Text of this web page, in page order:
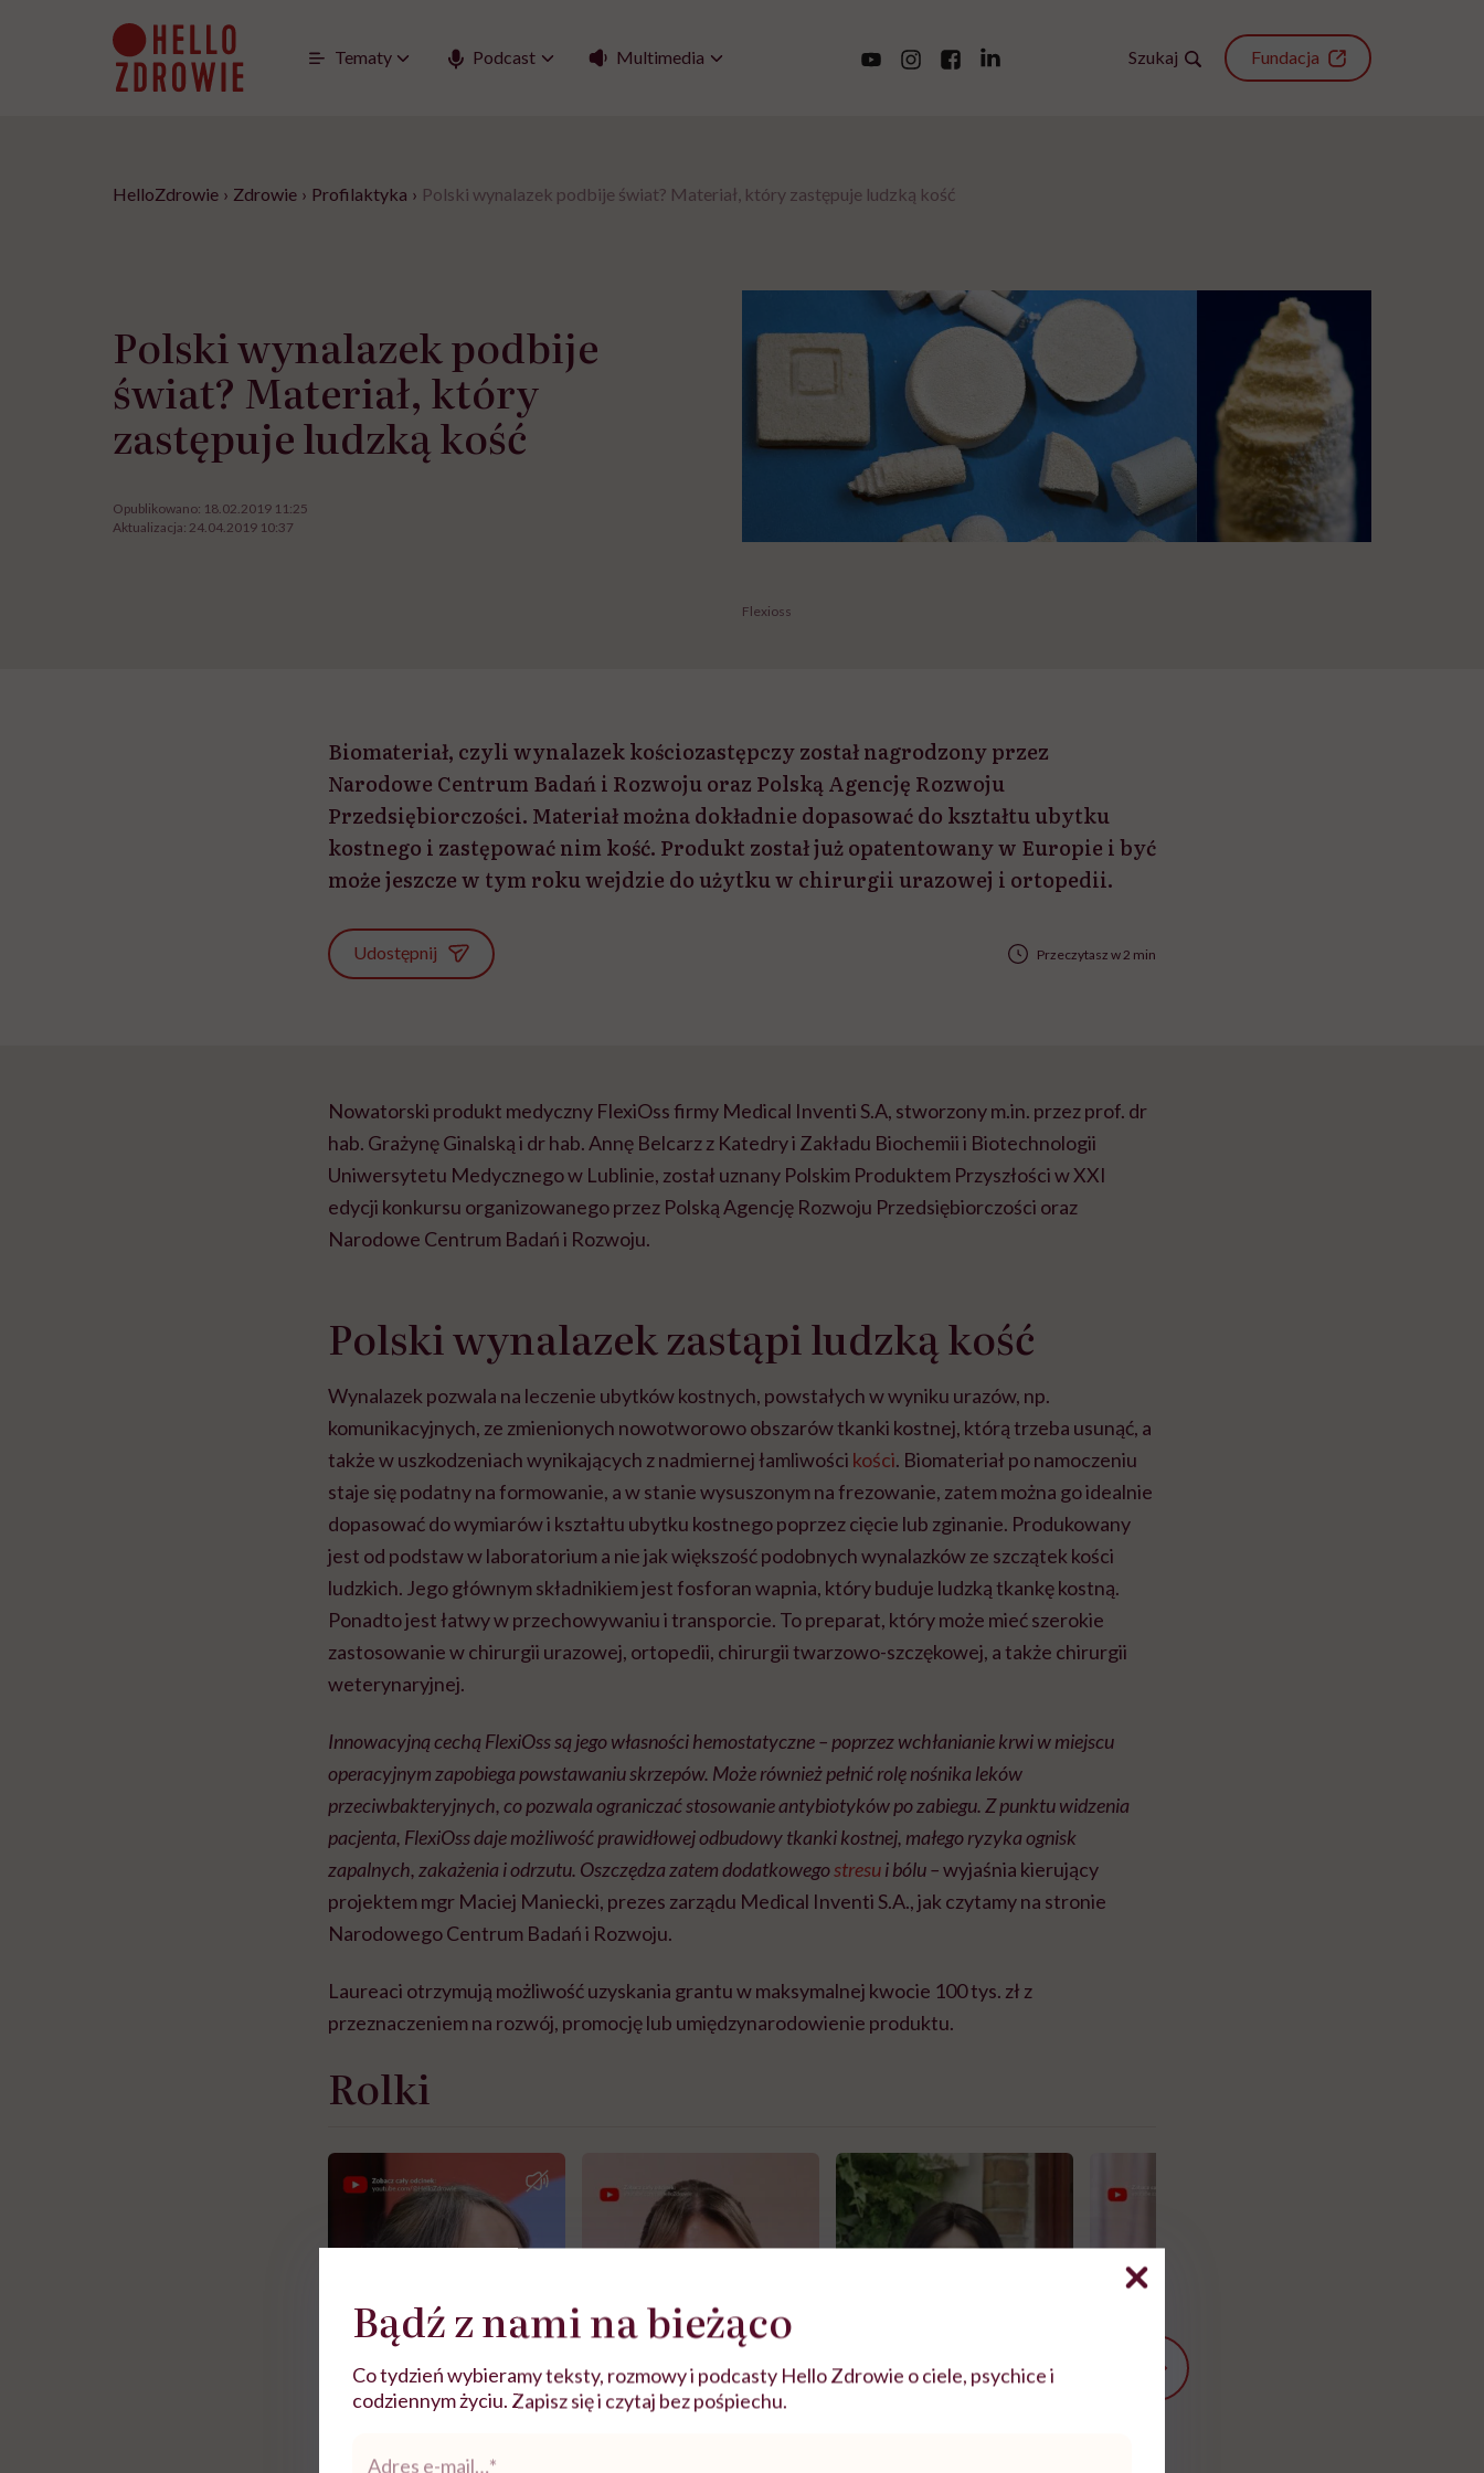
Tematy Podcast Multimedia Szukaj Fundacja
HelloZdrowie › Zdrowie › Profilaktyka › Polski wynalazek podbije świat? Materiał, który zastępuje ludzką kość
Polski wynalazek podbije
świat? Materiał, który
zastępuje ludzką kość
Opublikowano: 18.02.2019 11:25
Aktualizacja: 24.04.2019 10:37
Flexioss
Biomateriał, czyli wynalazek kościozastępczy został nagrodzony przez
Narodowe Centrum Badań i Rozwoju oraz Polską Agencję Rozwoju
Przedsiębiorczości. Materiał można dokładnie dopasować do kształtu ubytku
kostnego i zastępować nim kość. Produkt został już opatentowany w Europie i być
może jeszcze w tym roku wejdzie do użytku w chirurgii urazowej i ortopedii.
Udostępnij Przeczytasz w 2 min
Nowatorski produkt medyczny FlexiOss firmy Medical Inventi S.A, stworzony m.in. przez prof. dr
hab. Grażynę Ginalską i dr hab. Annę Belcarz z Katedry i Zakładu Biochemii i Biotechnologii
Uniwersytetu Medycznego w Lublinie, został uznany Polskim Produktem Przyszłości w XXI
edycji konkursu organizowanego przez Polską Agencję Rozwoju Przedsiębiorczości oraz
Narodowe Centrum Badań i Rozwoju.
Polski wynalazek zastąpi ludzką kość
Wynalazek pozwala na leczenie ubytków kostnych, powstałych w wyniku urazów, np.
komunikacyjnych, ze zmienionych nowotworowo obszarów tkanki kostnej, którą trzeba usunąć, a
także w uszkodzeniach wynikających z nadmiernej łamliwości kości. Biomateriał po namoczeniu
staje się podatny na formowanie, a w stanie wysuszonym na frezowanie, zatem można go idealnie
dopasować do wymiarów i kształtu ubytku kostnego poprzez cięcie lub zginanie. Produkowany
jest od podstaw w laboratorium a nie jak większość podobnych wynalazków ze szczątek kości
ludzkich. Jego głównym składnikiem jest fosforan wapnia, który buduje ludzką tkankę kostną.
Ponadto jest łatwy w przechowywaniu i transporcie. To preparat, który może mieć szerokie
zastosowanie w chirurgii urazowej, ortopedii, chirurgii twarzowo-szczękowej, a także chirurgii
weterynaryjnej.
Innowacyjną cechą FlexiOss są jego własności hemostatyczne – poprzez wchłanianie krwi w miejscu
operacyjnym zapobiega powstawaniu skrzepów. Może również pełnić rolę nośnika leków
przeciwbakteryjnych, co pozwala ograniczać stosowanie antybiotyków po zabiegu. Z punktu widzenia
pacjenta, FlexiOss daje możliwość prawidłowej odbudowy tkanki kostnej, małego ryzyka ognisk
zapalnych, zakażenia i odrzutu. Oszczędza zatem dodatkowegostresui bólu–wyjaśnia kierujący
projektem mgr Maciej Maniecki, prezes zarządu Medical Inventi S.A., jak czytamy na stronie
Narodowego Centrum Badań i Rozwoju.
Laureaci otrzymują możliwość uzyskania grantu w maksymalnej kwocie 100 tys. zł z
przeznaczeniem na rozwój, promocję lub umiędzynarodowienie produktu.
Rolki
Bądź z nami na bieżąco
Co tydzień wybieramy teksty, rozmowy i podcasty Hello Zdrowie o ciele, psychice i
codziennym życiu. Zapisz się i czytaj bez pośpiechu.